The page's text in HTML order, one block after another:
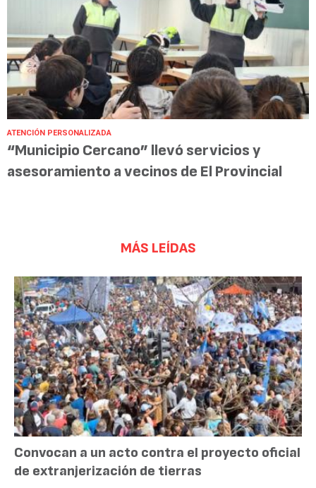
ATENCIÓN PERSONALIZADA
“Municipio Cercano” llevó servicios y
asesoramiento a vecinos de El Provincial
MÁS LEÍDAS
Convocan a un acto contra el proyecto oficial
de extranjerización de tierras